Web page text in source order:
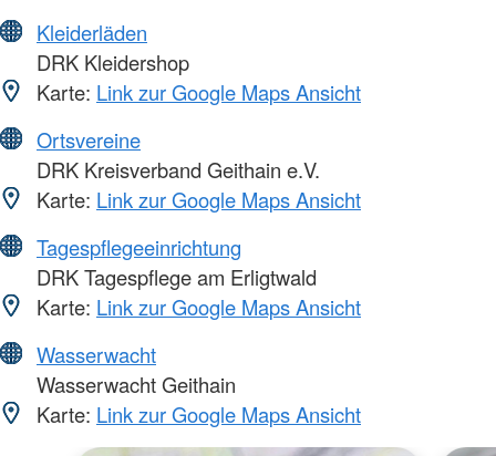
Kleiderläden
DRK Kleidershop
Karte: Link zur Google Maps Ansicht
Ortsvereine
DRK Kreisverband Geithain e.V.
Karte: Link zur Google Maps Ansicht
Tagespflegeeinrichtung
DRK Tagespflege am Erligtwald
Karte: Link zur Google Maps Ansicht
Wasserwacht
Wasserwacht Geithain
Karte: Link zur Google Maps Ansicht